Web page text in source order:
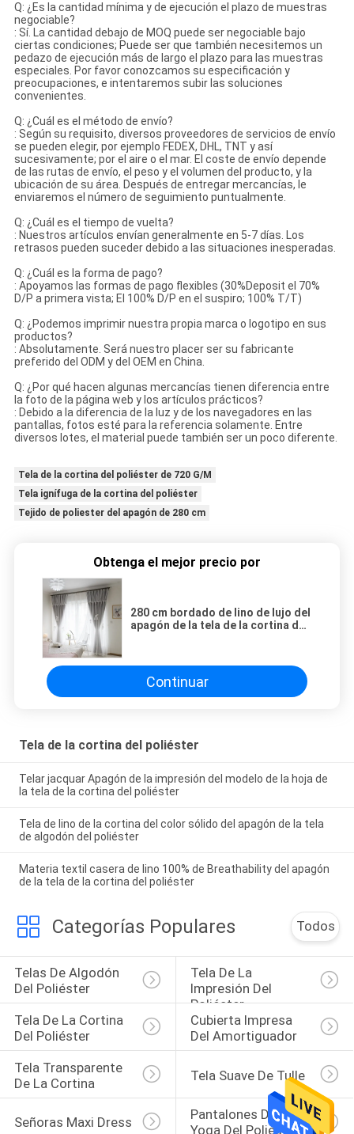
Q: ¿Es la cantidad mínima y de ejecución el plazo de muestras
negociable?
: Sí. La cantidad debajo de MOQ puede ser negociable bajo
ciertas condiciones; Puede ser que también necesitemos un
pedazo de ejecución más de largo el plazo para las muestras
especiales. Por favor conozcamos su especificación y
preocupaciones, e intentaremos subir las soluciones
convenientes.
Q: ¿Cuál es el método de envío?
: Según su requisito, diversos proveedores de servicios de envío
se pueden elegir, por ejemplo FEDEX, DHL, TNT y así
sucesivamente; por el aire o el mar. El coste de envío depende
de las rutas de envío, el peso y el volumen del producto, y la
ubicación de su área. Después de entregar mercancías, le
enviaremos el número de seguimiento puntualmente.
Q: ¿Cuál es el tiempo de vuelta?
: Nuestros artículos envían generalmente en 5-7 días. Los
retrasos pueden suceder debido a las situaciones inesperadas.
Q: ¿Cuál es la forma de pago?
: Apoyamos las formas de pago flexibles (30%Deposit el 70%
D/P a primera vista; El 100% D/P en el suspiro; 100% T/T)
Q: ¿Podemos imprimir nuestra propia marca o logotipo en sus
productos?
: Absolutamente. Será nuestro placer ser su fabricante
preferido del ODM y del OEM en China.
Q: ¿Por qué hacen algunas mercancías tienen diferencia entre
la foto de la página web y los artículos prácticos?
: Debido a la diferencia de la luz y de los navegadores en las
pantallas, fotos esté para la referencia solamente. Entre
diversos lotes, el material puede también ser un poco diferente.
Tela de la cortina del poliéster de 720 G/M
Tela ignífuga de la cortina del poliéster
Tejido de poliester del apagón de 280 cm
Obtenga el mejor precio por
280 cm bordado de lino de lujo del
apagón de la tela de la cortina del
Continuar
Tela de la cortina del poliéster
Telar jacquar Apagón de la impresión del modelo de la hoja de
la tela de la cortina del poliéster
Tela de lino de la cortina del color sólido del apagón de la tela
de algodón del poliéster
Materia textil casera de lino 100% de Breathability del apagón
de la tela de la cortina del poliéster
Categorías Populares Todos
Telas De Algodón
Del Poliéster
Tela De La
Impresión Del
Poliéster
Tela De La Cortina
Del Poliéster
Cubierta Impresa
Del Amortiguador
Tela Transparente
De La Cortina
Tela Suave De Tulle
Señoras Maxi Dress
Pantalones De La
Yoga Del Poliéster